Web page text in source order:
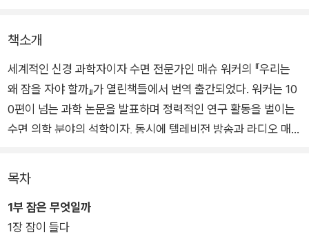
책소개
세계적인 신경 과학자이자 수면 전문가인 매슈 워커의 『우리는
왜 잠을 자야 할까』가 열린책들에서 번역 출간되었다. 워커는 10
0편이 넘는 과학 논문을 발표하며 정력적인 연구 활동을 벌이는
수면 의학 분야의 석학이자, 동시에 텔레비전 방송과 라디오 매체
로 인정받고 있다.
저자는 수면 의학의 최전선에서 우리가 미처 몰랐던 잠의 이모저
모를 과학적 근거들과 함께 이해하기 쉽게 설명하고, 잠의 놀라운
목차
1부 잠은 무엇일까
1장 잠이 들다